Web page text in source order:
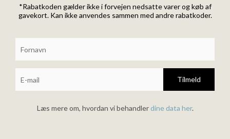
*Rabatkoden gælder ikke i forvejen nedsatte varer og køb af
gavekort. Kan ikke anvendes sammen med andre rabatkoder.
Tilmeld
Læs mere om, hvordan vi behandlerdine data her.